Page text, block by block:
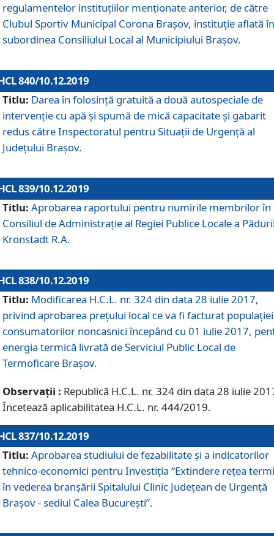
regulamentelor instituțiilor menționate anterior, de către
Clubul Sportiv Municipal Corona Braşov, instituție aflată în
subordinea Consiliului Local al Municipiului Brașov.
840/10.12.2019
Titlu: Darea în folosință gratuită a două autospeciale de
intervenție cu apă și spumă de mică capacitate și gabarit
redus către Inspectoratul pentru Situaţii de Urgenţă al
Judeţului Brașov.
839/10.12.2019
Titlu: Aprobarea raportului pentru numirile membrilor în
Consiliul de Administraţie al Regiei Publice Locale a
Kronstadt R.A.
838/10.12.2019
Titlu: Modificarea H.C.L. nr. 324 din data 28 iulie 2017,
privind aprobarea preţului local ce va fi facturat
consumatorilor noncasnici începând cu 01 iulie 2017,
energia termică livrată de Serviciul Public Local de
Termoficare Braşov.
Observații : Republică H.C.L. nr. 324 din data 28 iulie
Încetează aplicabilitatea H.C.L. nr. 444/2019.
837/10.12.2019
Titlu: Aprobarea studiului de fezabilitate și a indicatorilor
tehnico-economici pentru Investiția “Extindere rețea
în vederea branșării Spitalului Clinic Județean de Urgență
Brașov - sediul Calea București”.